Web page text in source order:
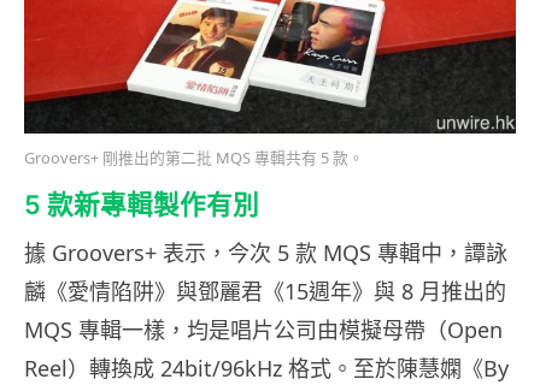
Groovers+ 剛推出的第二批 MQS 專輯共有 5 款。
5 款新專輯製作有別
據 Groovers+ 表示，今次 5 款 MQS 專輯中，譚詠
麟《愛情陷阱》與鄧麗君《15週年》與 8 月推出的
MQS 專輯一樣，均是唱片公司由模擬母帶（Open
Reel）轉換成 24bit/96kHz 格式。至於陳慧嫻《By